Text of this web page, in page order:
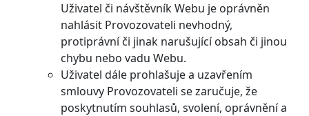
Uživatel či návštěvník Webu je oprávněn
nahlásit Provozovateli nevhodný,
protiprávní či jinak narušující obsah či jinou
chybu nebo vadu Webu.
Uživatel dále prohlašuje a uzavřením
smlouvy Provozovateli se zaručuje, že
poskytnutím souhlasů, svolení, oprávnění a